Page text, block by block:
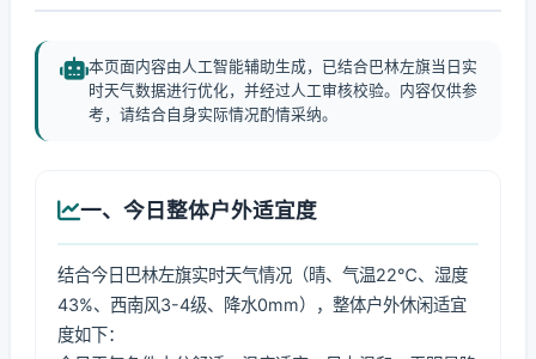
本页面内容由人工智能辅助生成，已结合巴林左旗当日实
时天气数据进行优化，并经过人工审核校验。内容仅供参
考，请结合自身实际情况酌情采纳。
一、今日整体户外适宜度
结合今日巴林左旗实时天气情况（晴、气温22℃、湿度
43%、西南风3-4级、降水0mm），整体户外休闲适宜
度如下：